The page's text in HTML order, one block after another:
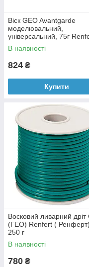
Віск GEO Avantgarde
моделювальний,
універсальний, 75г
(Ренферт)
В наявності
824 ₴
Купити
Восковий ливарний дріт
(ГЕО) Renfert ( Ренферт),
250 г
В наявності
780 ₴